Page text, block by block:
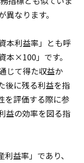
なります。
本利益率」とも呼
本×100」です。
じて得た収益か
後に残る利益を指
を評価する際に参
益の効率を図る指
益率」であり、